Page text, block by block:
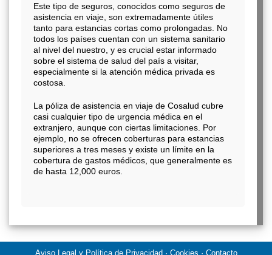
Este tipo de seguros, conocidos como seguros de
asistencia en viaje, son extremadamente útiles
tanto para estancias cortas como prolongadas. No
todos los países cuentan con un sistema sanitario
al nivel del nuestro, y es crucial estar informado
sobre el sistema de salud del país a visitar,
especialmente si la atención médica privada es
costosa.
La póliza de asistencia en viaje de Cosalud cubre
casi cualquier tipo de urgencia médica en el
extranjero, aunque con ciertas limitaciones. Por
ejemplo, no se ofrecen coberturas para estancias
superiores a tres meses y existe un límite en la
cobertura de gastos médicos, que generalmente es
de hasta 12,000 euros.
Aviso Legal y Política de Privacidad · Cookies · Contacto